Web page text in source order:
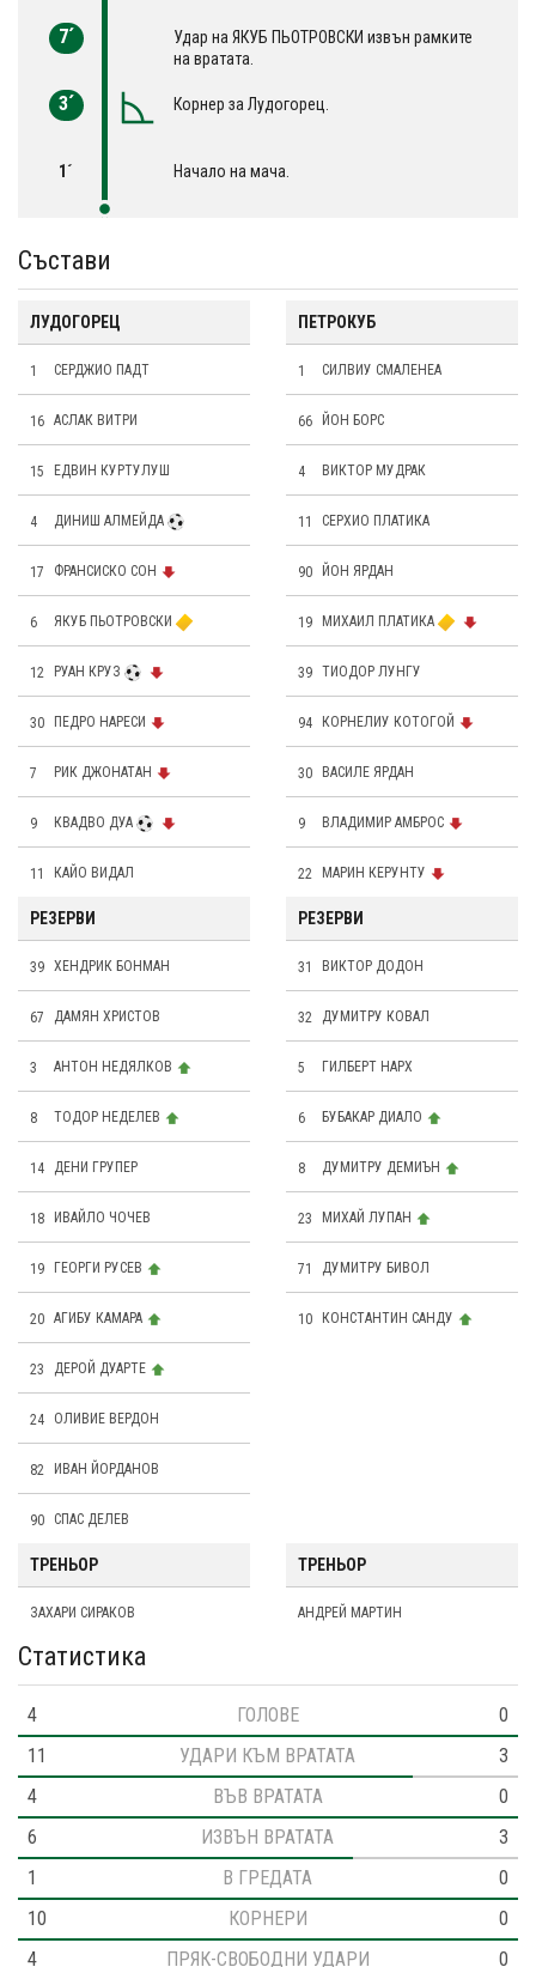
7´
Удар на ЯКУБ ПЬОТРОВСКИ извън рамките
на вратата.
3´ Корнер за Лудогорец.
1´ Начало на мача.
Състави
ЛУДОГОРЕЦ
1 СЕРДЖИО ПАДТ
16 АСЛАК ВИТРИ
15 ЕДВИН КУРТУЛУШ
4 ДИНИШ АЛМЕЙДА
17 ФРАНСИСКО СОН
6 ЯКУБ ПЬОТРОВСКИ
12 РУАН КРУЗ
30 ПЕДРО НАРЕСИ
7 РИК ДЖОНАТАН
9 КВАДВО ДУА
11 КАЙО ВИДАЛ
РЕЗЕРВИ
39 ХЕНДРИК БОНМАН
67 ДАМЯН ХРИСТОВ
3 АНТОН НЕДЯЛКОВ
8 ТОДОР НЕДЕЛЕВ
14 ДЕНИ ГРУПЕР
18 ИВАЙЛО ЧОЧЕВ
19 ГЕОРГИ РУСЕВ
20 АГИБУ КАМАРА
23 ДЕРОЙ ДУАРТЕ
24 OЛИВИЕ ВЕРДОН
82 ИВАН ЙОРДАНОВ
90 СПАС ДЕЛЕВ
ПЕТРОКУБ
1 СИЛВИУ СМАЛЕНЕА
66 ЙОН БОРС
4 ВИКТОР МУДРАК
11 СЕРХИО ПЛАТИКА
90 ЙОН ЯРДАН
19 МИХАИЛ ПЛАТИКА
39 ТИОДОР ЛУНГУ
94 КОРНЕЛИУ КОТОГОЙ
30 ВАСИЛЕ ЯРДАН
9 ВЛАДИМИР АМБРОС
22 МАРИН КЕРУНТУ
РЕЗЕРВИ
31 ВИКТОР ДОДОН
32 ДУМИТРУ КОВАЛ
5 ГИЛБЕРТ НАРХ
6 БУБАКАР ДИАЛО
8 ДУМИТРУ ДЕМИЪН
23 МИХАЙ ЛУПАН
71 ДУМИТРУ БИВОЛ
10 КОНСТАНТИН САНДУ
ТРЕНЬОР
ЗАХАРИ СИРАКОВ
ТРЕНЬОР
АНДРЕЙ МАРТИН
Статистика
4 ГОЛОВЕ
0
11
УДАРИ КЪМ ВРАТАТА
3
4
ВЪВ ВРАТАТА
0
6
ИЗВЪН ВРАТАТА
3
1
В ГРЕДАТА
0
10
КОРНЕРИ
0
4
ПРЯК-СВОБОДНИ УДАРИ
0